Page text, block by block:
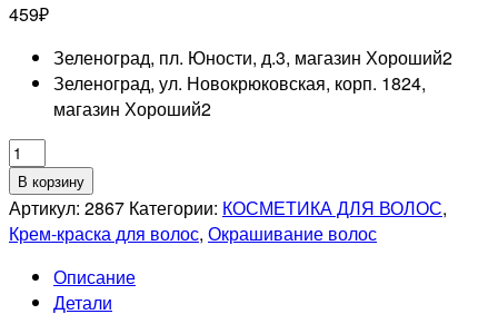
459₽
Зеленоград, пл. Юности, д.3, магазин Хороший2
Зеленоград, ул. Новокрюковская, корп. 1824,
магазин Хороший2
Количество
товара
KAPOUS
PROFESSIONNEL
HYALURONIK
ACID
В корзину
Артикул: 2867 Категории: КОСМЕТИКА ДЛЯ ВОЛОС,
Крем-краска для волос, Окрашивание волос
Описание
Детали